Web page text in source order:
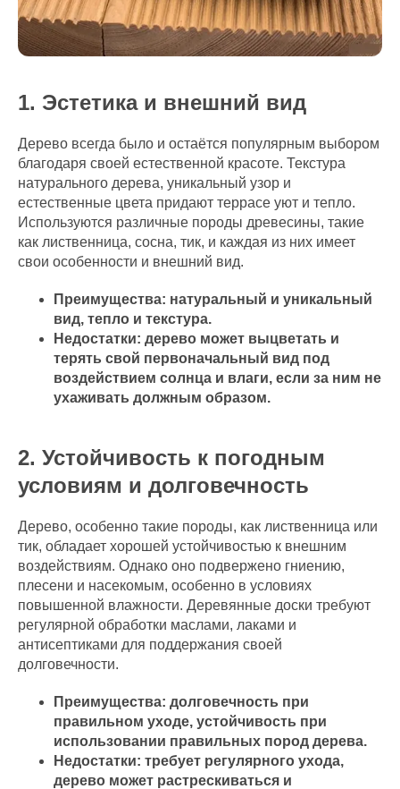
1. Эстетика и внешний вид
Дерево всегда было и остаётся популярным выбором
благодаря своей естественной красоте. Текстура
натурального дерева, уникальный узор и
естественные цвета придают террасе уют и тепло.
Используются различные породы древесины, такие
как лиственница, сосна, тик, и каждая из них имеет
свои особенности и внешний вид.
Преимущества: натуральный и уникальный
вид, тепло и текстура.
Недостатки: дерево может выцветать и
терять свой первоначальный вид под
воздействием солнца и влаги, если за ним не
ухаживать должным образом.
2. Устойчивость к погодным
условиям и долговечность
Дерево, особенно такие породы, как лиственница или
тик, обладает хорошей устойчивостью к внешним
воздействиям. Однако оно подвержено гниению,
плесени и насекомым, особенно в условиях
повышенной влажности. Деревянные доски требуют
регулярной обработки маслами, лаками и
антисептиками для поддержания своей
долговечности.
Преимущества: долговечность при
правильном уходе, устойчивость при
использовании правильных пород дерева.
Недостатки: требует регулярного ухода,
дерево может растрескиваться и